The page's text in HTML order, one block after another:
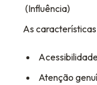
(Influência)
As
Atenção